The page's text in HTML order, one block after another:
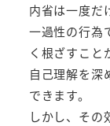
内省は一度だ
一過性の行為
く根ざすこと
自己理解を深
できます。
しかし、その